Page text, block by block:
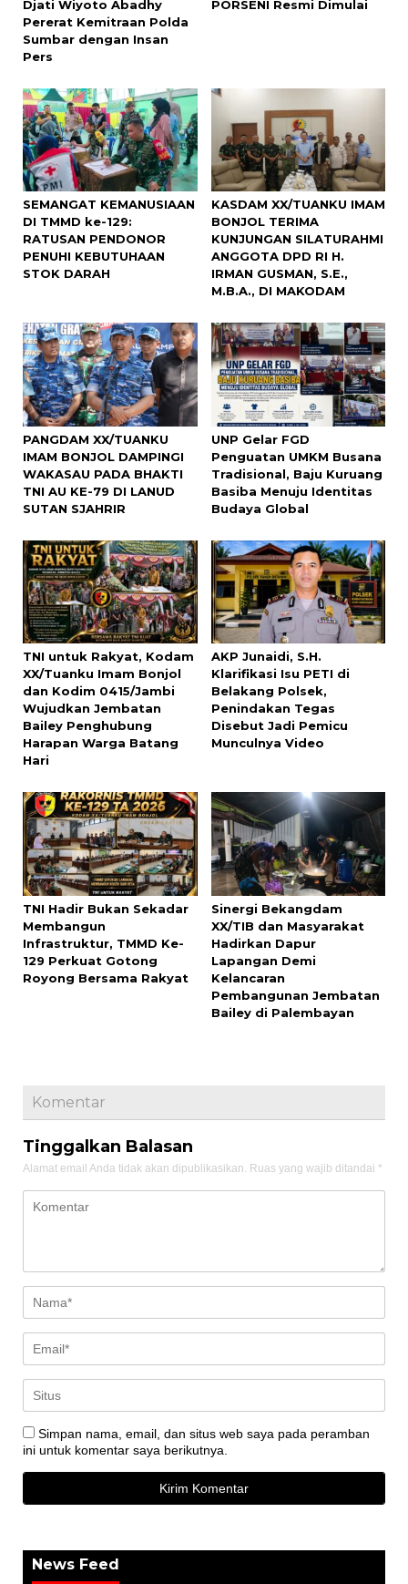
Djati Wiyoto Abadhy
Pererat Kemitraan Polda
Sumbar dengan Insan
Pers
PORSENI Resmi Dimulai
SEMANGAT KEMANUSIAAN
DI TMMD ke-129:
RATUSAN PENDONOR
PENUHI KEBUTUHAAN
STOK DARAH
KASDAM XX/TUANKU IMAM
BONJOL TERIMA
KUNJUNGAN SILATURAHMI
ANGGOTA DPD RI H.
IRMAN GUSMAN, S.E.,
M.B.A., DI MAKODAM
PANGDAM XX/TUANKU
IMAM BONJOL DAMPINGI
WAKASAU PADA BHAKTI
TNI AU KE-79 DI LANUD
SUTAN SJAHRIR
UNP Gelar FGD
Penguatan UMKM Busana
Tradisional, Baju Kuruang
Basiba Menuju Identitas
Budaya Global
TNI untuk Rakyat, Kodam
XX/Tuanku Imam Bonjol
dan Kodim 0415/Jambi
Wujudkan Jembatan
Bailey Penghubung
Harapan Warga Batang
Hari
AKP Junaidi, S.H.
Klarifikasi Isu PETI di
Belakang Polsek,
Penindakan Tegas
Disebut Jadi Pemicu
Munculnya Video
TNI Hadir Bukan Sekadar
Membangun
Infrastruktur, TMMD Ke-
129 Perkuat Gotong
Royong Bersama Rakyat
Sinergi Bekangdam
XX/TIB dan Masyarakat
Hadirkan Dapur
Lapangan Demi
Kelancaran
Pembangunan Jembatan
Bailey di Palembayan
Komentar
Tinggalkan Balasan
Alamat email Anda tidak akan dipublikasikan. Ruas yang wajib ditandai *
Simpan nama, email, dan situs web saya pada peramban
ini untuk komentar saya berikutnya.
News Feed